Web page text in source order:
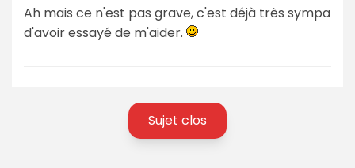
Ah mais ce n'est pas grave, c'est déjà très sympa
d'avoir essayé de m'aider.
Sujet clos